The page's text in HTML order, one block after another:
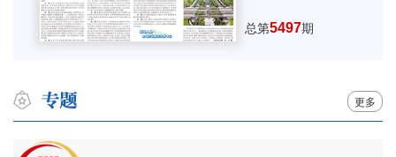
总第5497期
更多